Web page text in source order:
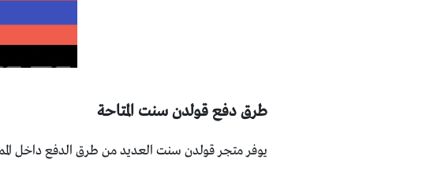
طرق دفع قولدن سنت المتاحة
يوفر متجر قولدن سنت العديد من طرق الدفع داخل